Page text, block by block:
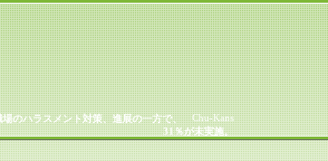
Chu-Kans
のハラスメント対策、進展の一方で、
31％が未実施。